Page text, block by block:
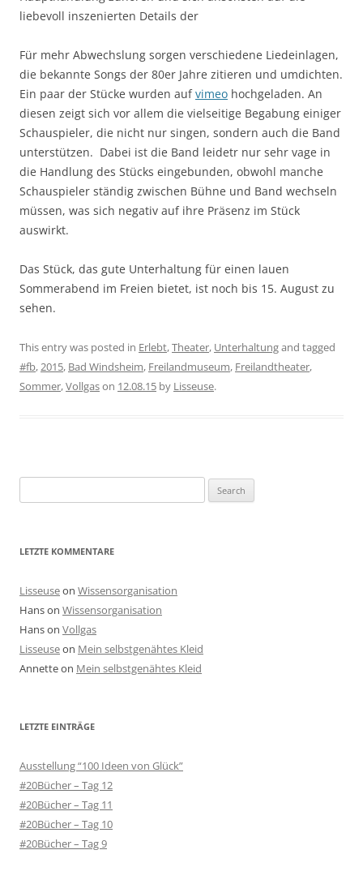
liebevoll inszenierten Details der
Für mehr Abwechslung sorgen verschiedene Liedeinlagen,
die bekannte Songs der 80er Jahre zitieren und umdichten.
Ein paar der Stücke wurden aufvimeo hochgeladen. An
diesen zeigt sich vor allem die vielseitige Begabung einiger
Schauspieler, die nicht nur singen, sondern auch die Band
unterstützen. Dabei ist die Band leidetr nur sehr vage in
die Handlung des Stücks eingebunden, obwohl manche
Schauspieler ständig zwischen Bühne und Band wechseln
müssen, was sich negativ auf ihre Präsenz im Stück
auswirkt.
Das Stück, das gute Unterhaltung für einen lauen
Sommerabend im Freien bietet, ist noch bis 15. August zu
sehen.
This entry was posted in Erlebt,Theater, Unterhaltungand tagged
#fb,2015, Bad Windsheim, Freilandmuseum, Freilandtheater,
Sommer,Vollgason 12.08.15 by Lisseuse.
for:
LETZTE KOMMENTARE
Lisseuseon Wissensorganisation
Hanson Wissensorganisation
Hanson Vollgas
Lisseuseon Mein selbstgenähtes Kleid
Annetteon Mein selbstgenähtes Kleid
LETZTE EINTRÄGE
Ausstellung “100 Ideen von Glück”
#20Bücher – Tag 12
#20Bücher – Tag 11
#20Bücher – Tag 10
#20Bücher – Tag 9